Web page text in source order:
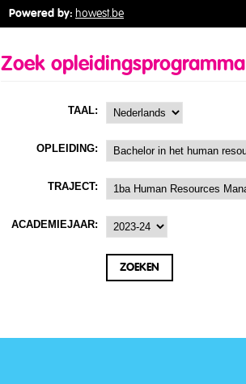
Powered by: howest.be
Zoek opleidingsprogramma
TAAL:
OPLEIDING:
TRAJECT:
ACADEMIEJAAR: